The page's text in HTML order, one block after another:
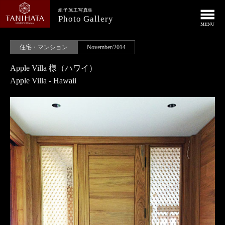
組子施工写真集
Photo Gallery
住宅・マンション November/2014
Apple Villa 様（ハワイ）
Apple Villa - Hawaii